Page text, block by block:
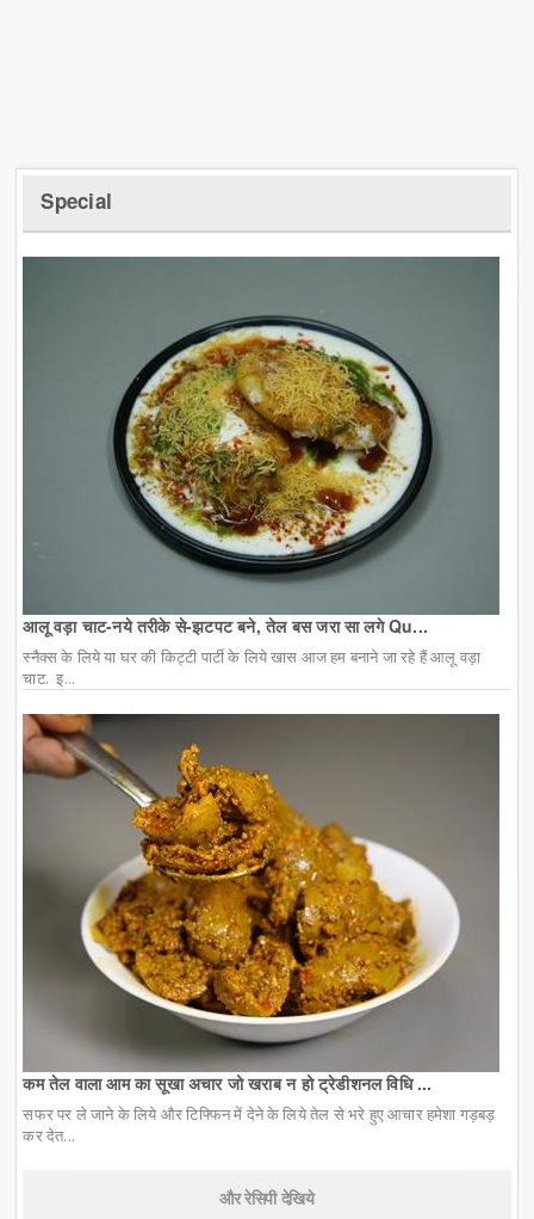
Special
आलू वड़ा चाट-नये तरीके से-झटपट बने, तेल बस जरा सा लगे Qu...
स्नैक्स के लिये या घर की किट्टी पार्टी के लिये खास आज हम बनाने जा रहे हैं आलू वड़ा
चाट. इ...
कम तेल वाला आम का सूखा अचार जो खराब न हो ट्रेडीशनल विधि ...
सफर पर ले जाने के लिये और टिफ्फिन में देने के लिये तेल से भरे हुए आचार हमेशा गड़बड़
कर देत...
और रेसिपी देखिये